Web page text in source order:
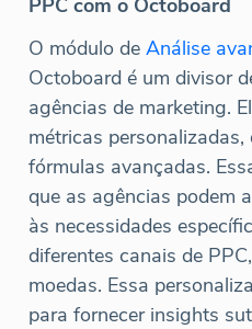
PPC com o Octoboard
O módulo de Análise
Octoboard é um divisor
agências de marketing.
métricas
fórmulas avançadas.
que as agências podem
às necessidades
diferentes canais de
moedas. Essa
para fornecer insights